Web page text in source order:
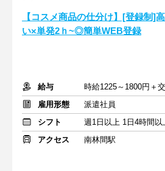
【コスメ商品の仕分け】[登録制]
い×単発2ｈ~◎簡単WEB登録
給与
時給1225～1800円＋
雇用形態
派遣社員
シフト
週1日以上 1日4時間以
アクセス
南林間駅